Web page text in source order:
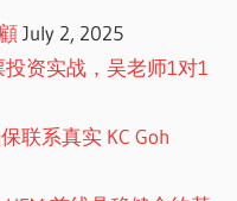
July 2, 2025
资实战，吴老师1对1
联系真实 KC Goh